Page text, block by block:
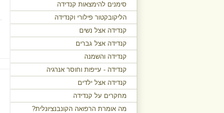
סימנים להימצאות קנדידה
הליקובקטור פילורי וקנדידה
קנדידה אצל נשים
קנדידה אצל גברים
קנדידה והשמנה
קנדידה - עייפות וחוסר אנרגיה
קנדידה אצל ילדים
מחקרים על קנדידה
מה אומרת הרפואה הקונבנציונלית?